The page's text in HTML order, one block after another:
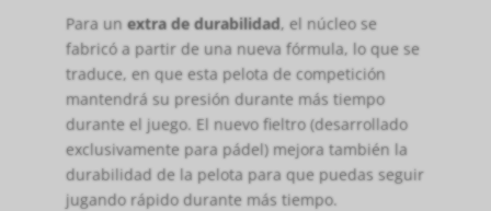
Para un extra de durabilidad, el núcleo se
fabricó a partir de una nueva fórmula, lo que se
traduce, en que esta pelota de competición
mantendrá su presión durante más tiempo
durante el juego. El nuevo fieltro (desarrollado
exclusivamente para pádel) mejora también la
durabilidad de la pelota para que puedas seguir
jugando rápido durante más tiempo.